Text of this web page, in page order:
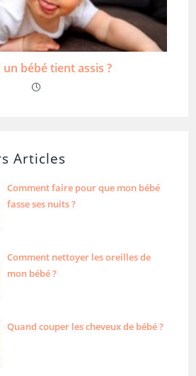
bébé tient assis ?
Articles
Comment faire pour que mon bébé
fasse ses nuits ?
Comment nettoyer les oreilles de
mon bébé ?
Quand couper les cheveux de bébé ?